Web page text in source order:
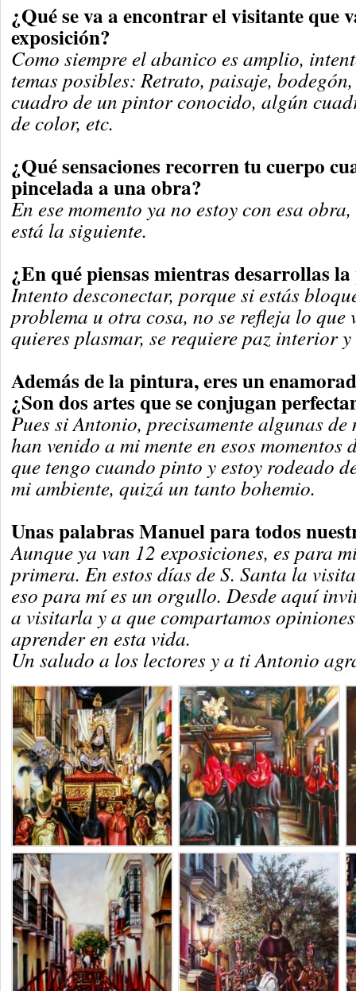
¿Qué se va a encontrar el visitante que
exposición?
Como siempre el abanico es amplio,
temas posibles: Retrato, paisaje,
cuadro de un pintor conocido, algún
de color, etc.
¿Qué sensaciones recorren tu cuerpo
pincelada a una obra?
En ese momento ya no estoy con esa
está la siguiente.
¿En qué piensas mientras desarrollas
Intento desconectar, porque si estás
problema u otra cosa, no se refleja lo que
quieres plasmar, se requiere paz interior
Además de la pintura, eres un
¿Son dos artes que se conjugan
Pues si Antonio, precisamente algunas de
han venido a mi mente en esos momentos
que tengo cuando pinto y estoy rodeado
mi ambiente, quizá un tanto bohemio.
Unas palabras Manuel para todos
Aunque ya van 12 exposiciones, es para
primera. En estos días de S. Santa la
eso para mí es un orgullo. Desde aquí
a visitarla y a que compartamos
aprender en esta vida.
Un saludo a los lectores y a ti Antonio